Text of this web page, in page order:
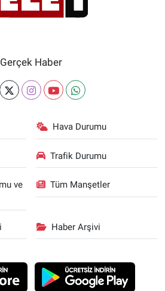
Gerçek Haber
Hava Durumu
Trafik Durumu
ve
Tüm Manşetler
Haber Arşivi